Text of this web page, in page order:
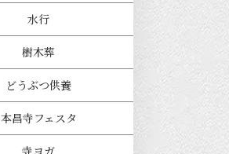
水行
樹木葬
どうぶつ供養
本昌寺フェスタ
寺ヨガ